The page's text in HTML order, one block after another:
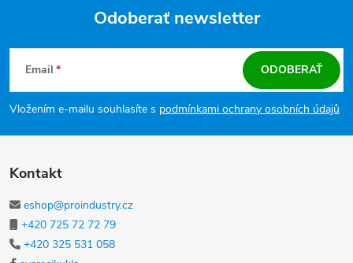
Zápätie
Odoberať newsletter
Email
Vložením e-mailu souhlasíte s podmínkami ochrany osobních údajů
ODOBERAŤ
Kontakt
eshop@proindustry.cz
+420 725 72 72 79
+420 325 531 058